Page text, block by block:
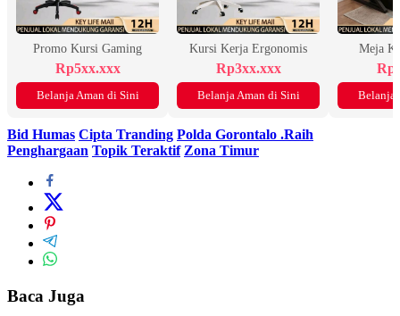
Promo Kursi Gaming
Rp5xx.xxx
Belanja Aman di Sini
Kursi Kerja Ergonomis
Rp3xx.xxx
Belanja Aman di Sini
Meja
Belanja
Bid Humas Cipta Tranding Polda Gorontalo .Raih
Penghargaan Topik Teraktif Zona Timur
Baca Juga